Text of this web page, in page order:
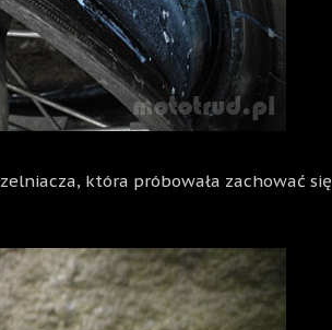
która próbowała zachować się